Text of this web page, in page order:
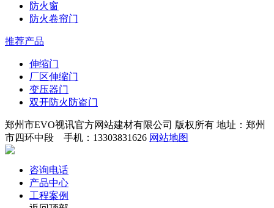
防火窗
防火卷帘门
推荐产品
伸缩门
厂区伸缩门
变压器门
双开防火防盗门
郑州市EVO视讯官方网站建材有限公司 版权所有 地址：郑州
市四环中段 手机：13303831626 网站地图
咨询电话
产品中心
工程案例